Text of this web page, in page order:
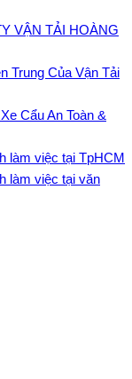
VẬN TẢI HOÀNG
Trung Của Vận Tải
Cẩu An Toàn &
làm việc tại TpHCM
làm việc tại văn